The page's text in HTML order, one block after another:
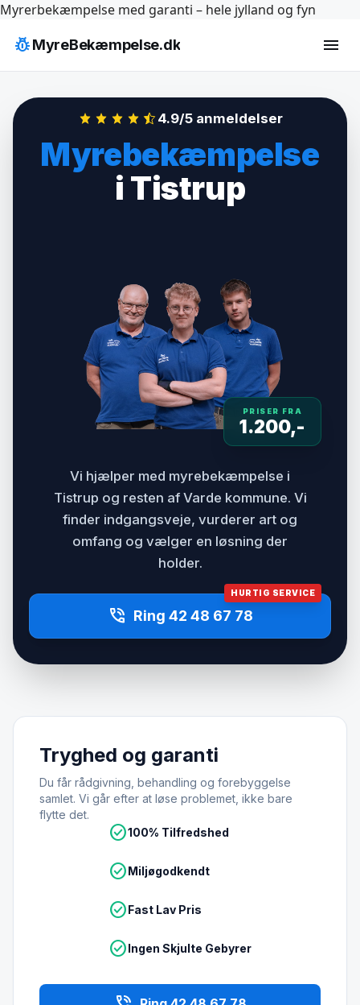
Hop
indhold
Myrerbekæmpelse med garanti – hele jylland og fyn
pest_controlMyreBekæmpelse.dk menu
4.9/5 anmeldelser
Myrebekæmpelse
i Tistrup
PRISER FRA
1.200,-
Vi hjælper med myrebekæmpelse i
Tistrup og resten af Varde kommune. Vi
finder indgangsveje, vurderer art og
omfang og vælger en løsning der
holder.
HURTIG SERVICE
phone_in_talk Ring 42 48 67 78
Tryghed og garanti
Du får rådgivning, behandling og forebyggelse
samlet. Vi går efter at løse problemet, ikke bare
flytte det.
check_circle100% Tilfredshed
check_circleMiljøgodkendt
check_circleFast Lav Pris
check_circleIngen Skjulte Gebyrer